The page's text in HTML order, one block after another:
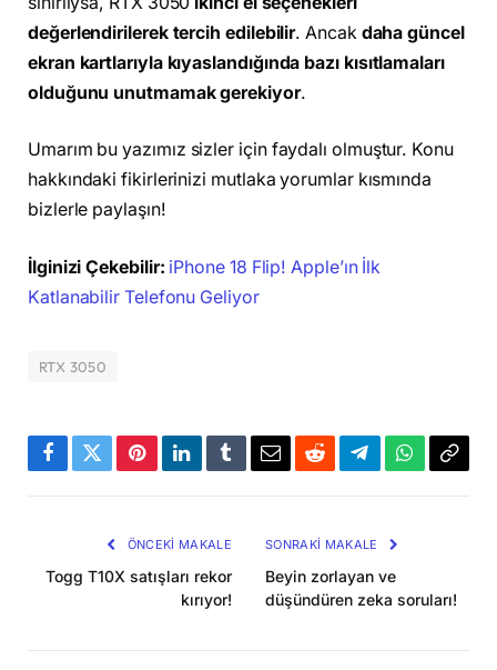
değerlendirilerek tercih edilebilir. Ancak daha güncel
ekran kartlarıyla kıyaslandığında bazı kısıtlamaları
olduğunu unutmamak gerekiyor.
Umarım bu yazımız sizler için faydalı olmuştur. Konu
hakkındaki fikirlerinizi mutlaka yorumlar kısmında
bizlerle paylaşın!
İlginizi Çekebilir: iPhone 18 Flip! Apple’ın İlk
Katlanabilir Telefonu Geliyor
RTX 3050
Facebook
TwitterPinterestLinkedInTumblrEmailRedditTelegramWhatsApp
ÖNCEKI MAKALE
Togg T10X satışları rekor
kırıyor!
SONRAKI MAKALE
Beyin zorlayan ve
düşündüren zeka soruları!